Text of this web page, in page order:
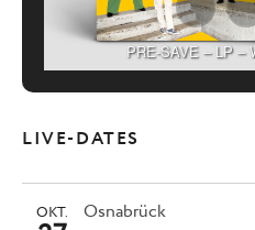
PRE-SAVE – LP –
LIVE-DATES
Osnabrück
OKT.